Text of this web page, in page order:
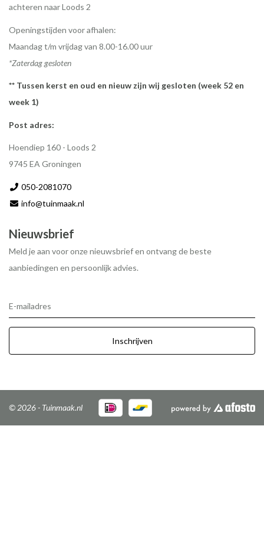
achteren naar Loods 2
Openingstijden voor afhalen:
Maandag t/m vrijdag van 8.00-16.00 uur
*Zaterdag gesloten
** Tussen kerst en oud en nieuw zijn wij gesloten (week 52 en
week 1)
Post adres:
Hoendiep 160 - Loods 2
9745 EA Groningen
050-2081070
info@tuinmaak.nl
Nieuwsbrief
Meld je aan voor onze nieuwsbrief en ontvang de beste
aanbiedingen en persoonlijk advies.
E-mailadres
Inschrijven
© 2026 - Tuinmaak.nl